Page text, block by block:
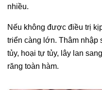
nhiều.
Nếu không được điều trị
triển càng lớn. Thâm nhập
tủy, hoại tự tủy, lây lan
răng toàn hàm.